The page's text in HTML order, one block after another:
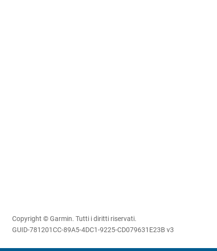
Copyright © Garmin. Tutti i diritti riservati.
GUID-781201CC-89A5-4DC1-9225-CD079631E23B v3